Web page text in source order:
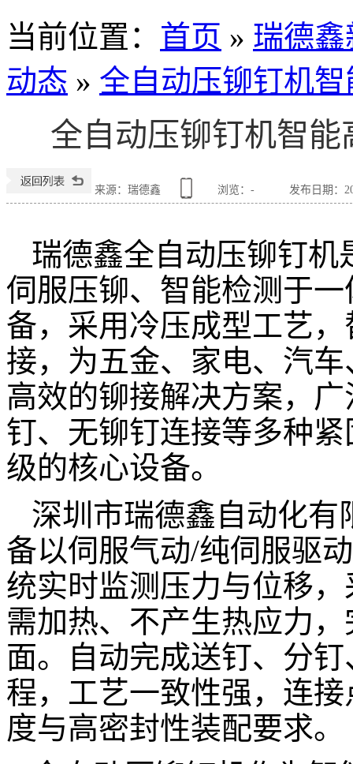
当前位置 ： 首页 » 瑞德
动态 » 全自动压铆钉机
全自动压铆钉机智
来源：瑞德鑫 浏览： - 发布日期：
瑞德鑫全自动压铆钉机
伺服压铆、智能检测于
备，采用冷压成型工艺
接，为五金、家电、汽
高效的铆接解决方案，
钉、无铆钉连接等多种
级的核心设备。
深圳市瑞德鑫自动化有
备以伺服气动/纯伺服驱
统实时监测压力与位移
需加热、不产生热应力
面。自动完成送钉、分
程，工艺一致性强，连
度与高密封性装配要求。